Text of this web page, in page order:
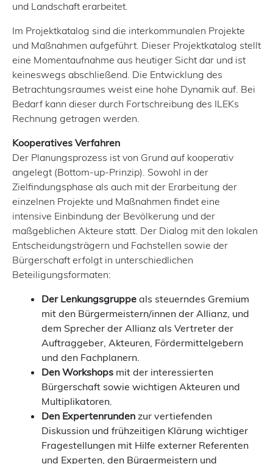
und Landschaft erarbeitet.
Im Projektkatalog sind die interkommunalen Projekte
und Maßnahmen aufgeführt. Dieser Projektkatalog stellt
eine Momentaufnahme aus heutiger Sicht dar und ist
keineswegs abschließend. Die Entwicklung des
Betrachtungsraumes weist eine hohe Dynamik auf. Bei
Bedarf kann dieser durch Fortschreibung des ILEKs
Rechnung getragen werden.
Kooperatives Verfahren
Der Planungsprozess ist von Grund auf kooperativ
angelegt (Bottom-up-Prinzip). Sowohl in der
Zielfindungsphase als auch mit der Erarbeitung der
einzelnen Projekte und Maßnahmen findet eine
intensive Einbindung der Bevölkerung und der
maßgeblichen Akteure statt. Der Dialog mit den lokalen
Entscheidungsträgern und Fachstellen sowie der
Bürgerschaft erfolgt in unterschiedlichen
Beteiligungsformaten:
Der Lenkungsgruppe als steuerndes Gremium
mit den Bürgermeistern/innen der Allianz, und
dem Sprecher der Allianz als Vertreter der
Auftraggeber, Akteuren, Fördermittelgebern
und den Fachplanern.
Den Workshops mit der interessierten
Bürgerschaft sowie wichtigen Akteuren und
Multiplikatoren.
Den Expertenrunden zur vertiefenden
Diskussion und frühzeitigen Klärung wichtiger
Fragestellungen mit Hilfe externer Referenten
und Experten, den Bürgermeistern und